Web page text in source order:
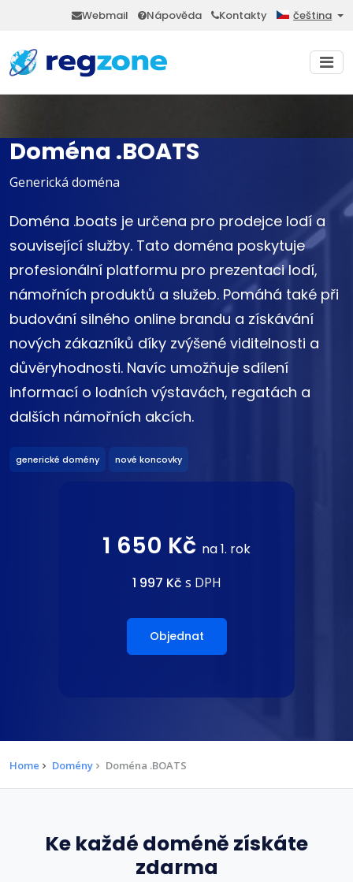
Webmail Nápověda Kontakty čeština
Doména .BOATS
Generická doména
Doména .boats je určena pro prodejce lodí a
související služby. Tato doména poskytuje
profesionální platformu pro prezentaci lodí,
námořních produktů a služeb. Pomáhá také při
budování silného online brandu a získávání
nových zákazníků díky zvýšené viditelnosti a
důvěryhodnosti. Navíc umožňuje sdílení
informací o lodních výstavách, regatách a
dalších námořních akcích.
generické domény nové koncovky
1 650 Kč na 1. rok
1 997 Kč s DPH
Objednat
Home Domény Doména .BOATS
Ke každé doméně získáte
zdarma